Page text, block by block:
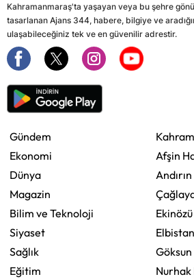
Kahramanmaraş'ta yaşayan veya bu şehre
tasarlanan Ajans 344, habere, bilgiye ve
ulaşabileceğiniz tek ve en güvenilir adrestir.
Gündem
Ekonomi
Dünya
Magazin
Bilim ve Teknoloji
Siyaset
Sağlık
Eğitim
Afşin